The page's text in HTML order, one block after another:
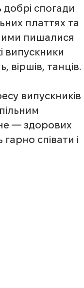
добрі спогади
платтях та
ними пишалися
випускники
віршів, танців.
випускників
— здорових
гарно співати і